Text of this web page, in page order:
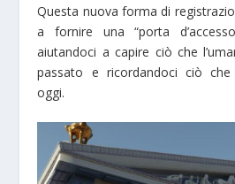
Questa nuova forma di
a fornire una “porta
aiutandoci a capire ciò che
passato e ricordandoci ciò che
oggi.